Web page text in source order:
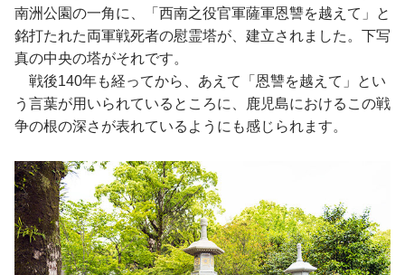
南洲公園の一角に、「西南之役官軍薩軍恩讐を越えて」と
銘打たれた両軍戦死者の慰霊塔が、建立されました。下写
真の中央の塔がそれです。
戦後140年も経ってから、あえて「恩讐を越えて」とい
う言葉が用いられているところに、鹿児島におけるこの戦
争の根の深さが表れているようにも感じられます。